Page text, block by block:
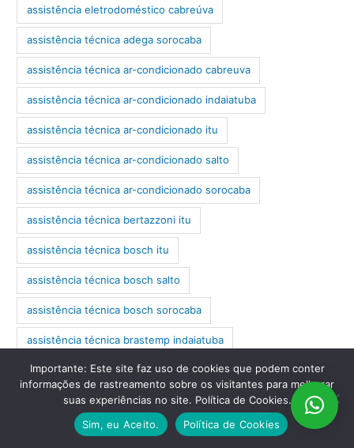
assistência eletrodoméstico cabreúva
assistência técnica adega sorocaba
assistência técnica ar-condicionado cabreuva
assistência técnica ar-condicionado indaiatuba
assistência técnica ar-condicionado itu
assistência técnica ar-condicionado salto
assistência técnica ar-condicionado sorocaba
assistência técnica bertazzoni itu
assistência técnica bosch itu
assistência técnica bosch salto
assistência técnica bosch sorocaba
assistência técnica brastemp indaiatuba
assistência técnica brastemp itu
assistência técnica brastemp salto
assistência técnica brastemp sorocaba
Importante: Este site faz uso de cookies que podem conter
informações de rastreamento sobre os visitantes para melhorar
suas experiências no site. Política de Cookies.
Sim, eu Aceito.
Política de Cookies